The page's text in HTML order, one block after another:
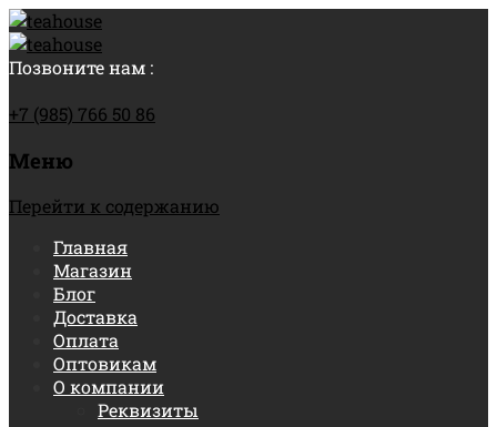
Позвоните нам :
+7 (985) 766 50 86
Меню
Перейти к содержанию
Главная
Магазин
Блог
Доставка
Оплата
Оптовикам
О компании
Реквизиты